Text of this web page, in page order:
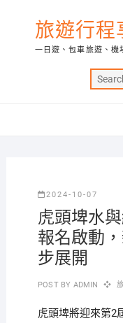
旅遊行程
一日遊、包車旅遊、機
2024-10-07
虎頭埤水
報名啟動
步展開
POST BY ADMIN
虎頭埤將迎來第2